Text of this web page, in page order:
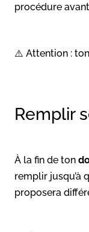
procédure
⚠️ Attention :
Remplir
À la fin de ton
remplir jusqu’à
proposera